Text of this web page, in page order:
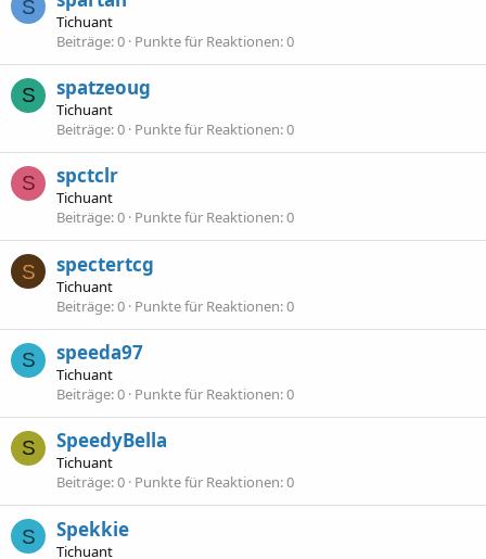
S
Tichuant
Beiträge 0 Punkte für Reaktionen 0
S spatzeoug
Tichuant
Beiträge 0 Punkte für Reaktionen 0
S spctclr
Tichuant
Beiträge 0 Punkte für Reaktionen 0
S spectertcg
Tichuant
Beiträge 0 Punkte für Reaktionen 0
S speeda97
Tichuant
Beiträge 0 Punkte für Reaktionen 0
S SpeedyBella
Tichuant
Beiträge 0 Punkte für Reaktionen 0
S Spekkie
Tichuant